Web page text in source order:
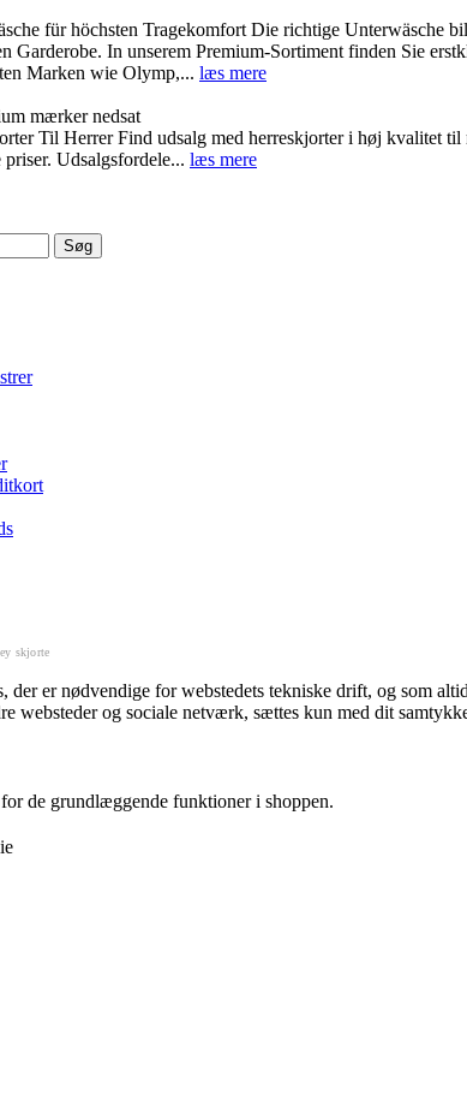
für höchsten Tragekomfort Die richtige Unterwäsche
Garderobe. In unserem Premium-Sortiment finden Sie
Marken wie Olymp,... læs mere
mærker nedsat
Til Herrer Find udsalg med herreskjorter i høj
Udsalgsfordele... læs mere
Søg
skjorte
der er nødvendige for webstedets tekniske drift, og som
websteder og sociale netværk, sættes kun med dit
de grundlæggende funktioner i shoppen.